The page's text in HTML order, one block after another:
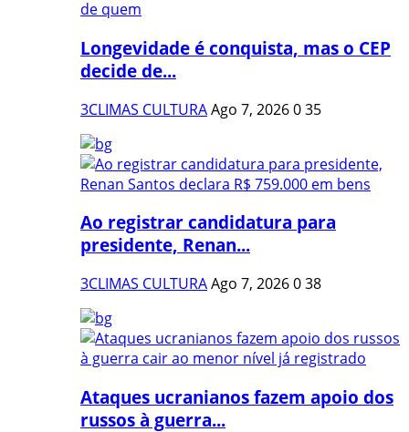
Longevidade é conquista, mas o CEP
decide de...
3CLIMAS CULTURAAgo 7, 2026035
Ao registrar candidatura para
presidente, Renan...
3CLIMAS CULTURAAgo 7, 2026038
Ataques ucranianos fazem apoio dos
russos à guerra...